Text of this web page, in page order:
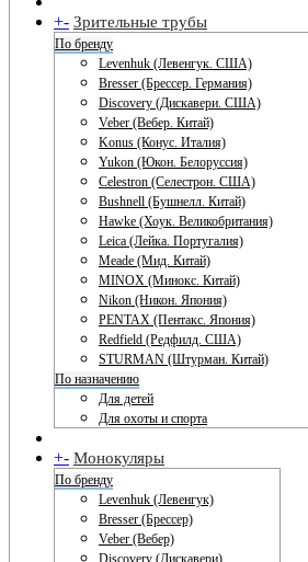
+- Зрительные трубы
По бренду
Levenhuk (Левенгук. США)
Bresser (Брессер. Германия)
Discovery (Дискавери. США)
Veber (Вебер. Китай)
Konus (Конус. Италия)
Yukon (Юкон. Белоруссия)
Celestron (Селестрон. США)
Bushnell (Бушнелл. Китай)
Hawke (Хоук. Великобритания)
Leica (Лейка. Португалия)
Meade (Мид. Китай)
MINOX (Минокс. Китай)
Nikon (Никон. Япония)
PENTAX (Пентакс. Япония)
Redfield (Редфилд. США)
STURMAN (Штурман. Китай)
По назначению
Для детей
Для охоты и спорта
+- Монокуляры
По бренду
Levenhuk (Левенгук)
Bresser (Брессер)
Veber (Вебер)
Discovery (Дискавери)